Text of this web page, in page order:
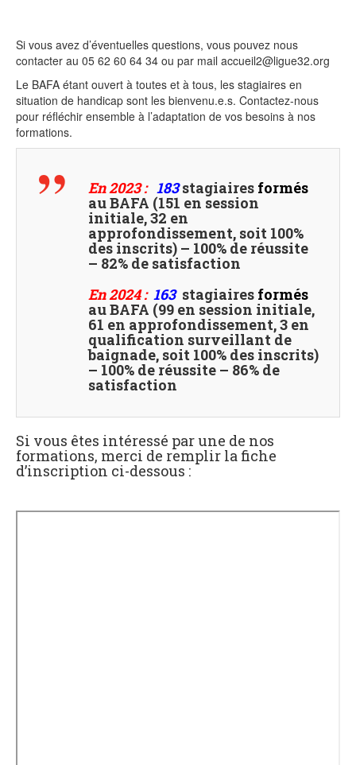
Si vous avez d’éventuelles questions, vous pouvez nous
contacter au 05 62 60 64 34 ou par mail accueil2@ligue32.org
Le BAFA étant ouvert à toutes et à tous, les stagiaires en
situation de handicap sont les bienvenu.e.s. Contactez-nous
pour réfléchir ensemble à l’adaptation de vos besoins à nos
formations.
En 2023 : 183stagiaires formés
au BAFA (151 en session
initiale, 32 en
approfondissement, soit 100%
des inscrits) – 100% de réussite
– 82% de satisfaction
En 2024 : 163 stagiaires formés
au BAFA (99 en session initiale,
61 en approfondissement, 3 en
qualification surveillant de
baignade, soit 100% des inscrits)
– 100% de réussite – 86% de
satisfaction
Si vous êtes intéressé par une de nos
formations, merci de remplir la fiche
d’inscription ci-dessous :